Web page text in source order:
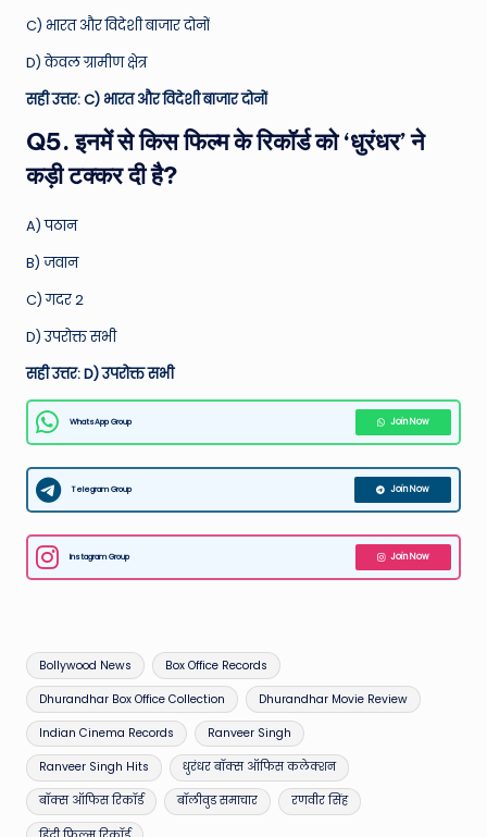
C) भारत और विदेशी बाजार दोनों
D) केवल ग्रामीण क्षेत्र
सही उत्तर: C) भारत और विदेशी बाजार दोनों
Q5. इनमें से किस फिल्म के रिकॉर्ड को ‘धुरंधर’ ने
कड़ी टक्कर दी है?
A) पठान
B) जवान
C) गदर 2
D) उपरोक्त सभी
सही उत्तर: D) उपरोक्त सभी
WhatsApp Group Join Now
Telegram Group Join Now
Instagram Group Join Now
Tags:
Bollywood News Box Office Records
Dhurandhar Box Office Collection Dhurandhar Movie Review
Indian Cinema Records Ranveer Singh
Ranveer Singh Hits धुरंधर बॉक्स ऑफिस कलेक्शन
बॉक्स ऑफिस रिकॉर्ड बॉलीवुड समाचार रणवीर सिंह